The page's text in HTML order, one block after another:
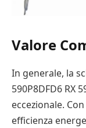
Valore
In generale, la
590P8DFD6 RX
eccezionale.
efficienza